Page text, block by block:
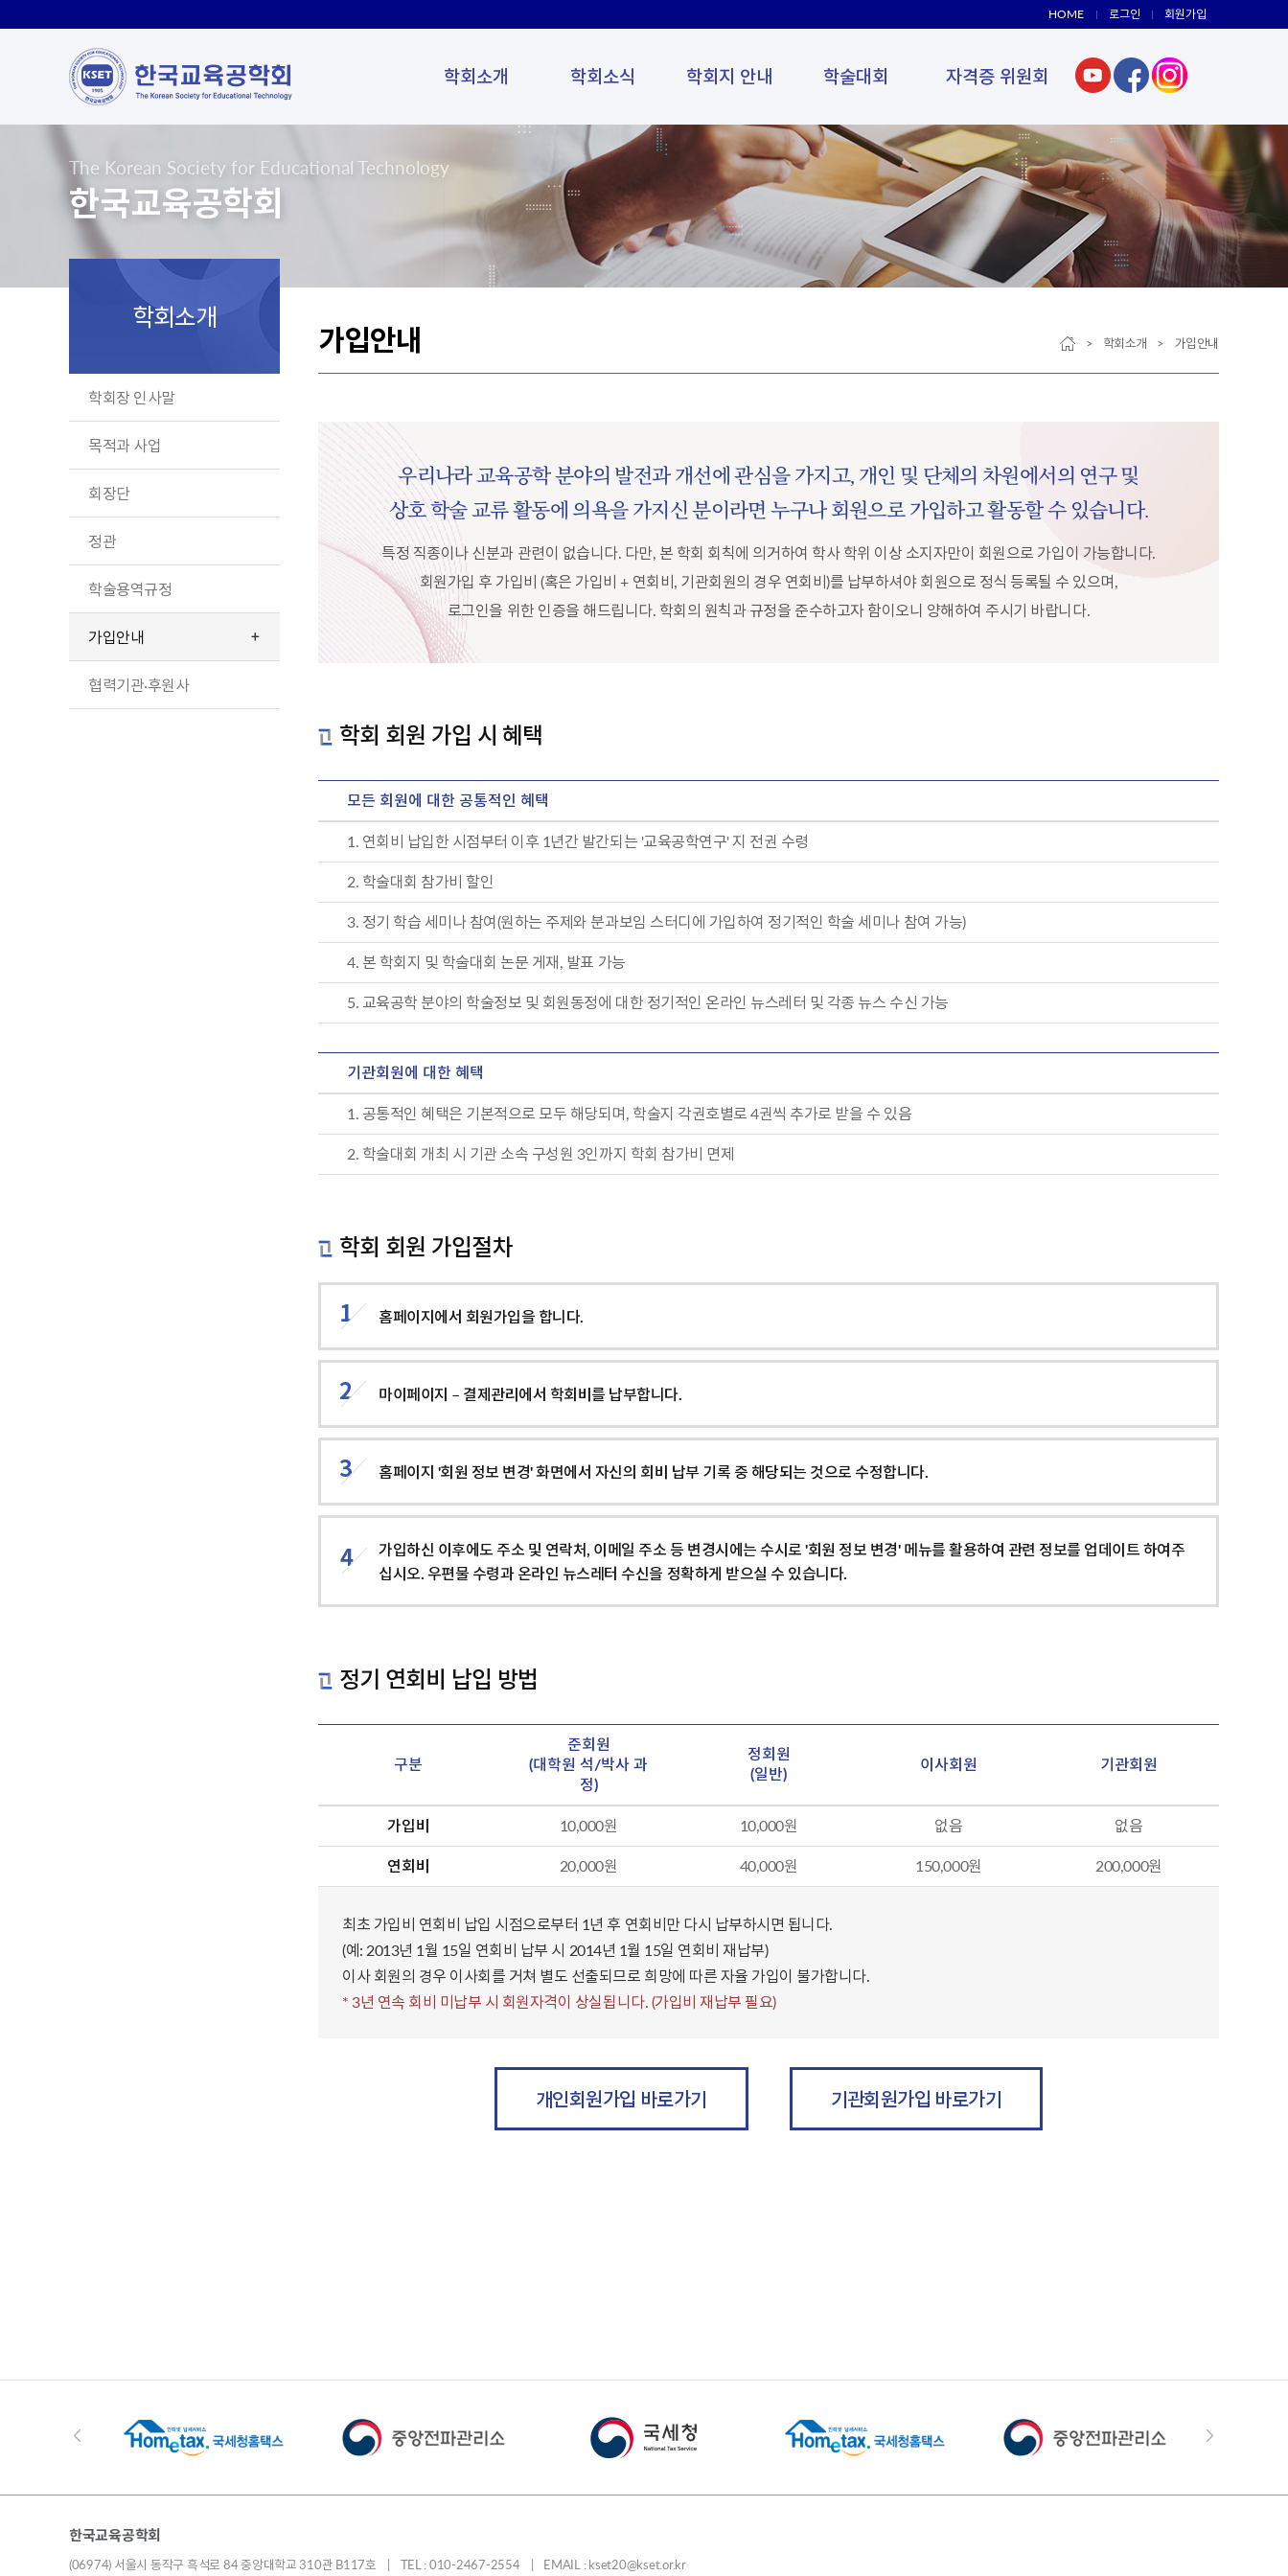
HOME 로그인 회원가입
학회소개 학회소식 학회지 안내 학술대회 자격증 위원회
The Korean Society for Educational Technology
한국교육공학회
학회소개
학회장 인사말
목적과 사업
회장단
정관
학술용역규정
가입안내
협력기관·후원사
가입안내 > 학회소개 > 가입안내
우리나라 교육공학 분야의 발전과 개선에 관심을 가지고, 개인 및 단체의 차원에서의 연구 및
상호 학술 교류 활동에 의욕을 가지신 분이라면 누구나 회원으로 가입하고 활동할 수 있습니다.
특정 직종이나 신분과 관련이 없습니다. 다만, 본 학회 회칙에 의거하여 학사 학위 이상 소지자만이 회원으로 가입이 가능합니다.
회원가입 후 가입비 (혹은 가입비 + 연회비, 기관회원의 경우 연회비)를 납부하셔야 회원으로 정식 등록될 수 있으며,
로그인을 위한 인증을 해드립니다. 학회의 원칙과 규정을 준수하고자 함이오니 양해하여 주시기 바랍니다.
학회 회원 가입 시 혜택
모든 회원에 대한 공통적인 혜택
1. 연회비 납입한 시점부터 이후 1년간 발간되는 '교육공학연구' 지 전권 수령
2. 학술대회 참가비 할인
3. 정기 학습 세미나 참여(원하는 주제와 분과보임 스터디에 가입하여 정기적인 학술 세미나 참여 가능)
4. 본 학회지 및 학술대회 논문 게재, 발표 가능
5. 교육공학 분야의 학술정보 및 회원동정에 대한 정기적인 온라인 뉴스레터 및 각종 뉴스 수신 가능
기관회원에 대한 혜택
1. 공통적인 혜택은 기본적으로 모두 해당되며, 학술지 각권호별로 4권씩 추가로 받을 수 있음
2. 학술대회 개최 시 기관 소속 구성원 3인까지 학회 참가비 면제
학회 회원 가입절차
홈페이지에서 회원가입을 합니다.
마이페이지 – 결제관리에서 학회비를 납부합니다.
홈페이지 '회원 정보 변경' 화면에서 자신의 회비 납부 기록 중 해당되는 것으로 수정합니다.
가입하신 이후에도 주소 및 연락처, 이메일 주소 등 변경시에는 수시로 '회원 정보 변경' 메뉴를 활용하여 관련 정보를 업데이트 하여주
십시오. 우편물 수령과 온라인 뉴스레터 수신을 정확하게 받으실 수 있습니다.
정기 연회비 납입 방법
구분
준회원
(대학원 석/박사 과
정)
정회원
(일반)
이사회원 기관회원
가입비 10,000원 10,000원 없음 없음
연회비 20,000원 40,000원 150,000원 200,000원
최초 가입비 연회비 납입 시점으로부터 1년 후 연회비만 다시 납부하시면 됩니다.
(예: 2013년 1월 15일 연회비 납부 시 2014년 1월 15일 연회비 재납부)
이사 회원의 경우 이사회를 거쳐 별도 선출되므로 희망에 따른 자율 가입이 불가합니다.
* 3년 연속 회비 미납부 시 회원자격이 상실됩니다. (가입비 재납부 필요)
개인회원가입 바로가기 기관회원가입 바로가기
한국교육공학회
(06974) 서울시 동작구 흑석로 84 중앙대학교 310관 B117호 | TEL : 010-2467-2554 | EMAIL : kset20@kset.or.kr